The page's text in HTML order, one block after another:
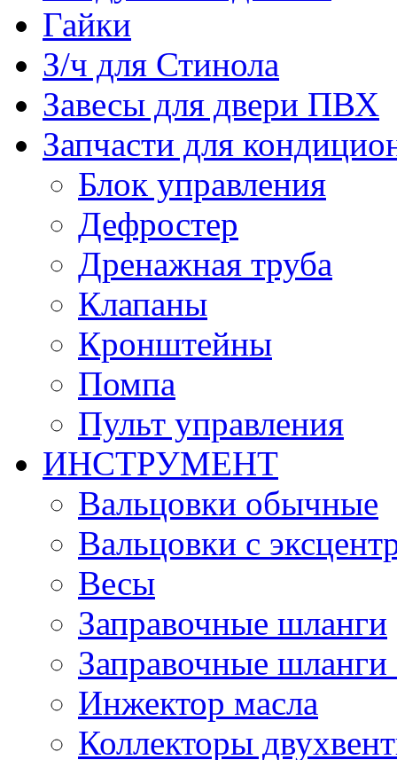
Гайки
З/ч для Стинола
Завесы для двери ПВХ
Запчасти для
Блок управления
Дефростер
Дренажная труба
Клапаны
Кронштейны
Помпа
Пульт управления
ИНСТРУМЕНТ
Вальцовки обычные
Вальцовки с
Весы
Заправочные шланги
Заправочные шланги
Инжектор масла
Коллекторы